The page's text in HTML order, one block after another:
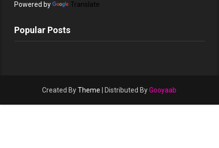
Powered by Translate
Popular Posts
Created ByTheme | Distributed ByGooyaab